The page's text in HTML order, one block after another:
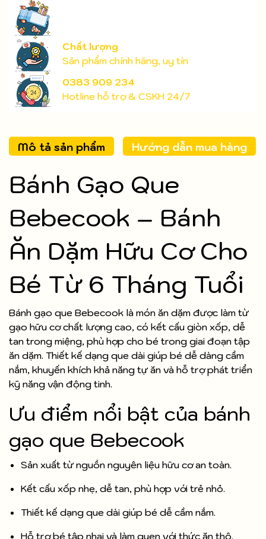
Chất lượng
Sản phẩm chính hãng, uy tín
0383 909 234
Hotline hỗ trợ & CSKH 24/7
Mô tả sản phẩm Hướng dẫn mua hàng
Bánh Gạo Que
Bebecook – Bánh
Ăn Dặm Hữu Cơ Cho
Bé Từ 6 Tháng Tuổi
Bánh gạo que Bebecook là món ăn dặm được làm từ
gạo hữu cơ chất lượng cao, có kết cấu giòn xốp, dễ
tan trong miệng, phù hợp cho bé trong giai đoạn tập
ăn dặm. Thiết kế dạng que dài giúp bé dễ dàng cầm
nắm, khuyến khích khả năng tự ăn và hỗ trợ phát triển
kỹ năng vận động tinh.
Ưu điểm nổi bật của bánh
gạo que Bebecook
Sản xuất từ nguồn nguyên liệu hữu cơ an toàn.
Kết cấu xốp nhẹ, dễ tan, phù hợp với trẻ nhỏ.
Thiết kế dạng que dài giúp bé dễ cầm nắm.
Hỗ trợ bé tập nhai và làm quen với thức ăn thô.